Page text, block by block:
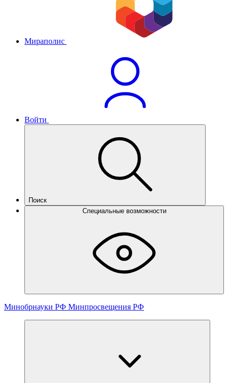
Мираполис
Войти
Поиск
Специальные возможности
Минобрнауки РФ Минпросвещения РФ